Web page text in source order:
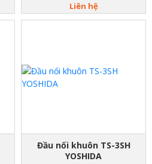
Liên hệ
Đầu nối khuôn TS-3SH
YOSHIDA